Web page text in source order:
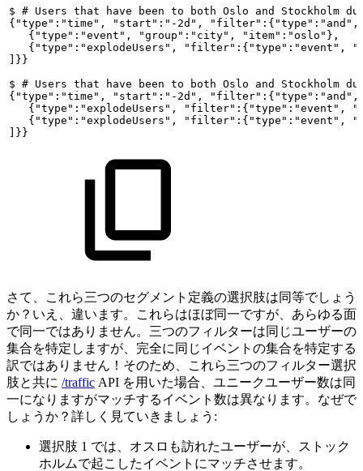
$ # Users that have been to both Oslo and Stockholm
{"type":"time",
"start":"-2d",
"filter":{"type":"and",
{"type":"event",
"group":"city",
"item":"oslo"},
{"type":"explodeUsers",
"filter":{"type":"event",
]}}
$ # Users that have been to both Oslo and Stockholm
{"type":"time",
"start":"-2d",
"filter":{"type":"and",
{"type":"explodeUsers",
"filter":{"type":"event",
{"type":"explodeUsers",
"filter":{"type":"event",
]}}
さて、これら三つのセグメント定義の選択肢は同等でしょう
か？いえ、違います。これらはほぼ同一ですが、あらゆる面
で同一ではありません。三つのフィルターは同じユーザーの
集合を特定しますが、完全に同じイベントの集合を特定する
訳ではありません！そのため、これら三つのフィルター選択
肢と共に /traffic API を用いた場合、ユニークユーザー数は同
一になりますがマッチするイベント数は異なります。なぜで
しょうか？詳しく見ていきましょう:
選択肢 1 では、オスロも訪れたユーザーが、ストック
ホルムで起こしたイベントにマッチさせます。